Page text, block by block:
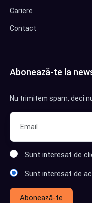
Cariere
Contact
Abonează-te la
Nu trimitem spam, deci
Sunt interesat de
Sunt interesat de
Abonează-te